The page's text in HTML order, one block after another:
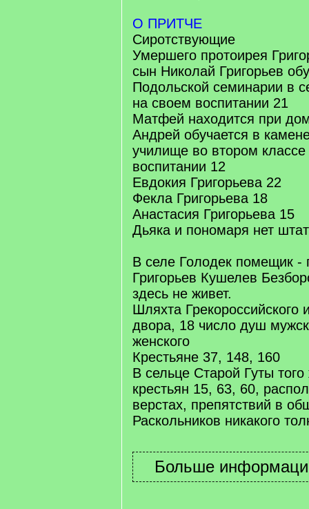
О ПРИТЧЕ
Сиротствующие
Умершего протоирея
сын Николай Григорьев
Подольской семинарии в
на своем воспитании 21
Матфей находится при
Андрей обучается в
училище во втором
воспитании 12
Евдокия Григорьева 22
Фекла Григорьева 18
Анастасия Григорьева 15
Дьяка и пономаря нет
В селе Голодек помещик -
Григорьев Кушелев
здесь не живет.
Шляхта Грекороссийского
двора, 18 число душ
женского
Крестьяне 37, 148, 160
В сельце Старой Гуты
крестьян 15, 63, 60,
верстах, препятствий в
Раскольников никакого